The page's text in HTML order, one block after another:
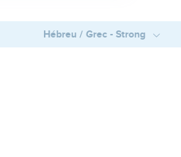
Hébreu / Grec - Strong